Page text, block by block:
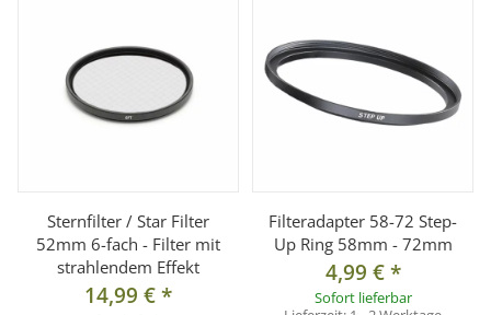
Sternfilter / Star Filter
52mm 6-fach - Filter mit
strahlendem Effekt
14,99 €*
Filteradapter 58-72 Step-
Up Ring 58mm - 72mm
4,99 €*
Sofort lieferbar